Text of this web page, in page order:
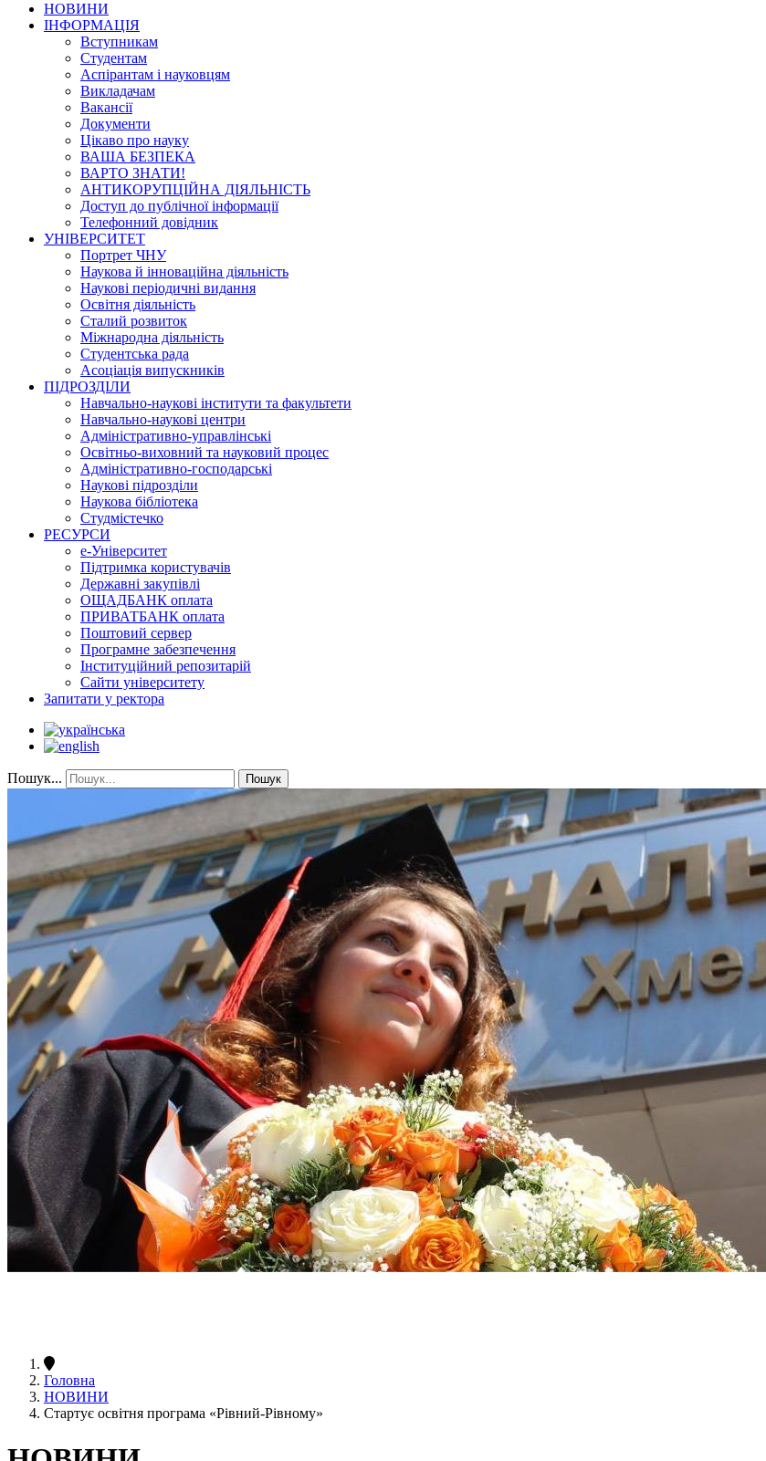
НОВИНИ
ІНФОРМАЦІЯ
Вступникам
Студентам
Аспірантам і науковцям
Викладачам
Вакансії
Документи
Цікаво про науку
ВАША БЕЗПЕКА
ВАРТО ЗНАТИ!
АНТИКОРУПЦІЙНА ДІЯЛЬНІСТЬ
Доступ до публічної інформації
Телефонний довідник
УНІВЕРСИТЕТ
Портрет ЧНУ
Наукова й інноваційна діяльність
Наукові періодичні видання
Освітня діяльність
Сталий розвиток
Міжнародна діяльність
Студентська рада
Асоціація випускників
ПІДРОЗДІЛИ
Навчально-наукові інститути та факультети
Навчально-наукові центри
Адміністративно-управлінські
Освітньо-виховний та науковий процес
Адміністративно-господарські
Наукові підрозділи
Наукова бібліотека
Студмістечко
РЕСУРСИ
е-Університет
Підтримка користувачів
Державні закупівлі
ОЩАДБАНК оплата
ПРИВАТБАНК оплата
Поштовий сервер
Програмне забезпечення
Інституційний репозитарій
Сайти університету
Запитати у ректора
Пошук... Пошук
Головна
НОВИНИ
Стартує освітня програма «Рівний-Рівному»